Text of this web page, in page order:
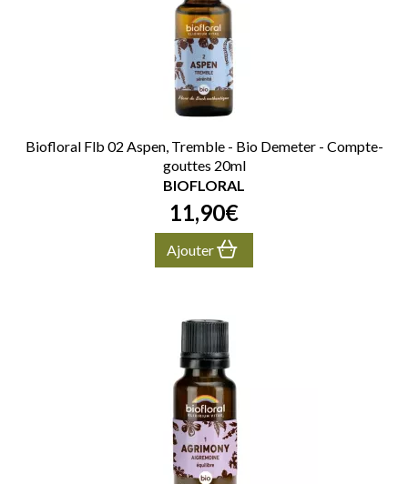
Biofloral Flb 02 Aspen, Tremble - Bio Demeter - Compte-
gouttes 20ml
BIOFLORAL
11,90€
Ajouter